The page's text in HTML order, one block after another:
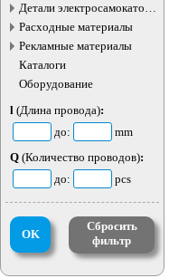
Детали электросамокатов и
электротранспорта
Расходные материалы
Рекламные материалы
Каталоги
Оборудование
l (Длина провода):
до:
mm
Q (Количество проводов):
до:
pcs
OK
Сбросить
фильтр